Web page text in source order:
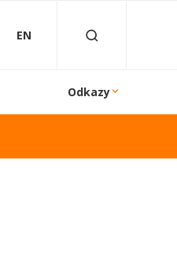
EN
Odkazy